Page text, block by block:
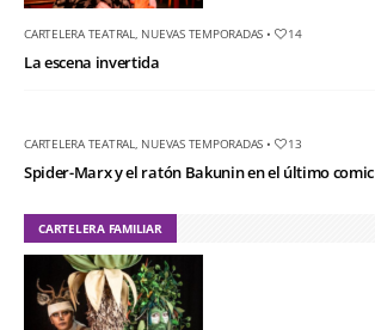
CARTELERA TEATRAL NUEVAS TEMPORADAS • 14
La escena invertida
CARTELERA TEATRAL NUEVAS TEMPORADAS • 13
Spider-Marx y el ratón Bakunin en el último comic
CARTELERA FAMILIAR